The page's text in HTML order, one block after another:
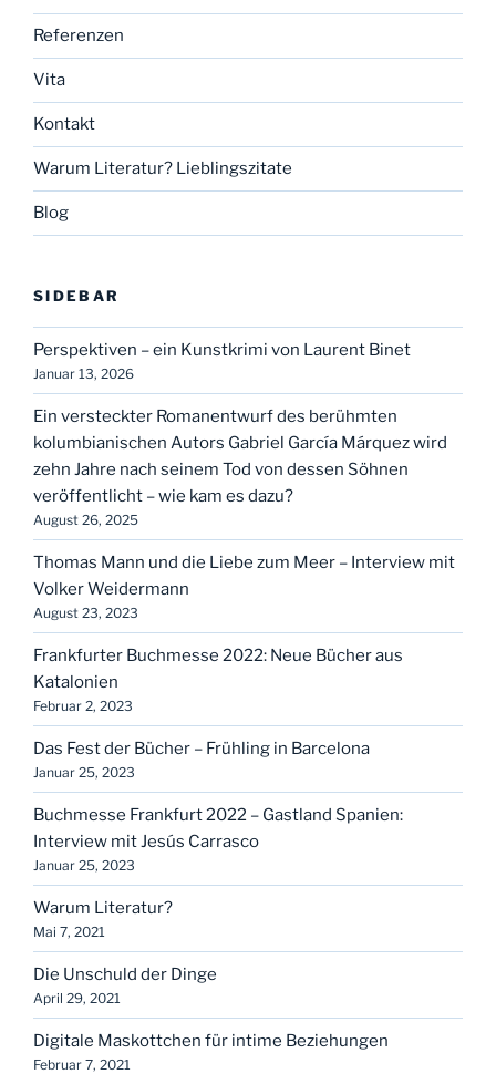
Referenzen
Vita
Kontakt
Warum Literatur? Lieblingszitate
Blog
SIDEBAR
Perspektiven – ein Kunstkrimi von Laurent Binet
Januar 13, 2026
Ein versteckter Romanentwurf des berühmten
kolumbianischen Autors Gabriel García Márquez wird
zehn Jahre nach seinem Tod von dessen Söhnen
veröffentlicht – wie kam es dazu?
August 26, 2025
Thomas Mann und die Liebe zum Meer – Interview mit
Volker Weidermann
August 23, 2023
Frankfurter Buchmesse 2022: Neue Bücher aus
Katalonien
Februar 2, 2023
Das Fest der Bücher – Frühling in Barcelona
Januar 25, 2023
Buchmesse Frankfurt 2022 – Gastland Spanien:
Interview mit Jesús Carrasco
Januar 25, 2023
Warum Literatur?
Mai 7, 2021
Die Unschuld der Dinge
April 29, 2021
Digitale Maskottchen für intime Beziehungen
Februar 7, 2021